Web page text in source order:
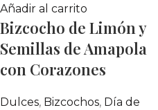
Añadir al carrito
Bizcocho de Limón y
Semillas de Amapola
con Corazones
Dulces, Bizcochos, Día de